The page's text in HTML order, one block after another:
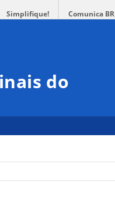
Simplifique! Comunica BR
do